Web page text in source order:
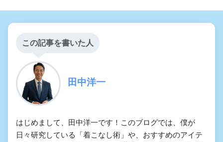
この記事を書いた人
田中洋一
はじめまして、田中洋一です！このブログでは、僕が
日々研究している「着こなし術」や、おすすめのアイテ